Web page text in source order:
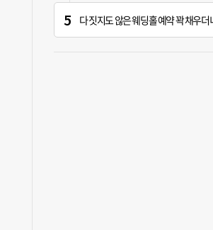
다 짓지도 않은 웨딩홀 예약 꽉 채우더니…공사 지